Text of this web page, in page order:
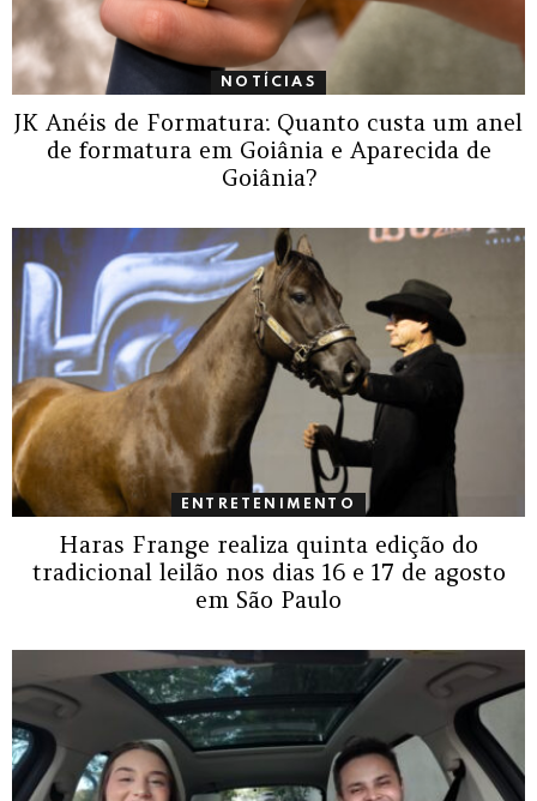
NOTÍCIAS
JK Anéis de Formatura: Quanto custa um anel
de formatura em Goiânia e Aparecida de
Goiânia?
ENTRETENIMENTO
Haras Frange realiza quinta edição do
tradicional leilão nos dias 16 e 17 de agosto
em São Paulo